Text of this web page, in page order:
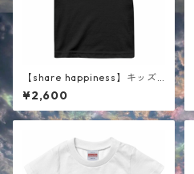
【share happiness】キッズ
半袖Tシャツ ブラック
¥2,600